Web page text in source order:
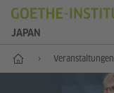
JAPAN
Start Veranstaltungen